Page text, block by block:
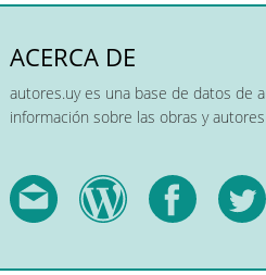
ACERCA DE
autores.uy es una base de datos de
información sobre las obras y